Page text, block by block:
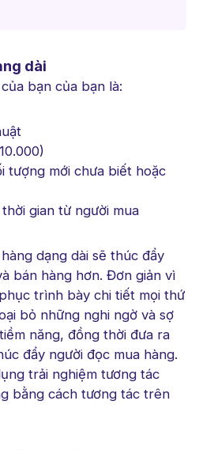
dài
bạn của bạn là:
tượng mới chưa biết hoặc
gian từ người mua
dạng dài sẽ thúc đẩy
bán hàng hơn. Đơn giản vì
trình bày chi tiết mọi thứ
bỏ những nghi ngờ và sợ
năng, đồng thời đưa ra
đẩy người đọc mua hàng.
trải nghiệm tương tác
bằng cách tương tác trên